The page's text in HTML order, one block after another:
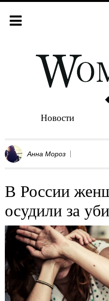
Новости
Анна Мороз
В России
осудили за